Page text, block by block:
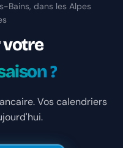
Bains, dans les Alpes
votre
?
Vos calendriers